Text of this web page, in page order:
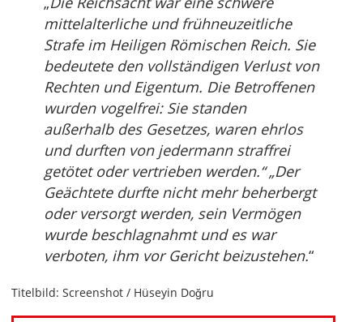
mittelalterliche und frühneuzeitliche
Strafe im Heiligen Römischen Reich. Sie
bedeutete den vollständigen Verlust von
Rechten und Eigentum. Die Betroffenen
wurden vogelfrei: Sie standen
außerhalb des Gesetzes, waren ehrlos
und durften von jedermann straffrei
getötet oder vertrieben werden.“ „Der
Geächtete durfte nicht mehr beherbergt
oder versorgt werden, sein Vermögen
wurde beschlagnahmt und es war
verboten, ihm vor Gericht beizustehen.“
Titelbild: Screenshot / Hüseyin Doğru